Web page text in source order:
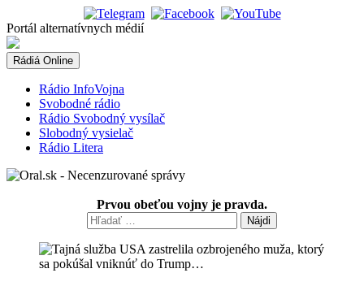
to
content
Portál alternatívnych médií
Rádiá Online
Rádio InfoVojna
Svobodné rádio
Rádio Svobodný vysílač
Slobodný vysielač
Rádio Litera
Prvou obeťou vojny je pravda.
Hľadať: